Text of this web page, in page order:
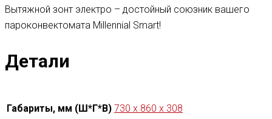
Вытяжной зонт электро – достойный союзник вашего
пароконвектомата Millennial Smart!
Детали
Габариты, мм (Ш*Г*В) 730 x 860 x 308